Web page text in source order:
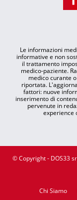
Le informazioni
informative e non
il trattamento
medico-paziente.
medico curante
riportata.
fattori: nuove
inserimento di
pervenute in
experience
© Copyright - DOS33
Chi Siamo